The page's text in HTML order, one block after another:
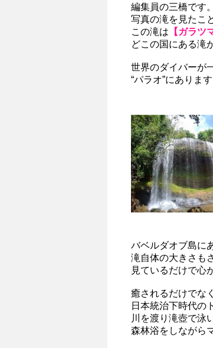
編集員の三橋です。
写真の滝を見たこ
この滝は 【ガラツ
どこの国にある滝
世界のダイバーが
“パラオ”にあります
バベルダオブ島に
滝自体の大きさも
見ているだけで心
癒されるだけでな
日本統治下時代の
川を渡り滝壺で泳
森林浴をしながら